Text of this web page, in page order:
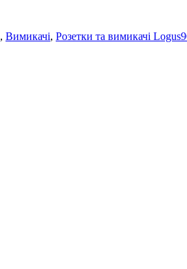
, Вимикачі, Розетки та вимикачі